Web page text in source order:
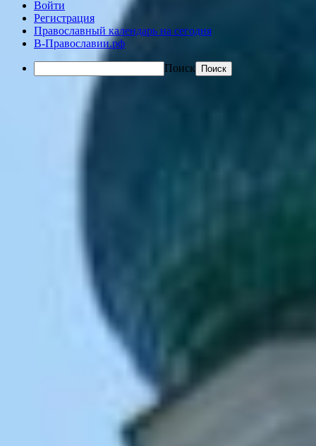
Войти
Регистрация
Православный календарь на сегодня
В-Православии.рф
Поиск